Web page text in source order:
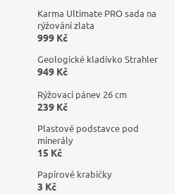
Karma Ultimate PRO sada na
rýžování zlata
999 Kč
Geologické kladívko Strahler
949 Kč
Rýžovací pánev 26 cm
239 Kč
Plastové podstavce pod
minerály
15 Kč
Papírové krabičky
3 Kč